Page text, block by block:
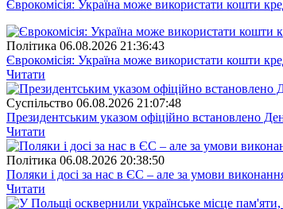
Єврокомісія: Україна може використати кошти
Полiтика 06.08.2026 21:36:43
Єврокомісія: Україна може використати кошти
Читати
Суспiльство 06.08.2026 21:07:48
Президентським указом офіційно встановлено
Читати
Полiтика 06.08.2026 20:38:50
Поляки і досі за нас в ЄС – але за умови
Читати